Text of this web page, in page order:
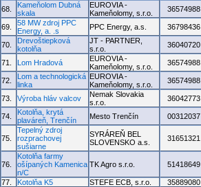
68.
Kameňolom Dubná
skala
EUROVIA -
Kameňolomy, s.r.o.
36574988
69.
58 MW zdroj PPC
Energy, a. .s
PPC Energy, a.s. 36798436
70.
Drevoštiepková
kotolňa
JT - PARTNER,
s.r.o.
36040720
71. Lom Hradová
EUROVIA -
Kameňolomy, s.r.o.
36574988
72.
Lom a technologická
linka
EUROVIA -
Kameňolomy, s.r.o.
36574988
73. Výroba hláv valcov
Nemak Slovakia
s.r.o.
36042773
74.
Kotolňa, krytá
plaváreň, Trenčín
Mesto Trenčín 00312037
75.
Tepelný zdroj
rozprachovej
sušiarne
SYRÁREŇ BEL
SLOVENSKO a.s.
31651321
76.
Kotolňa farmy
ošípaných Kamenica
n/C
TK Agro s.r.o. 51418649
77. Kotolňa K5 STEFE ECB, s.r.o. 35889080